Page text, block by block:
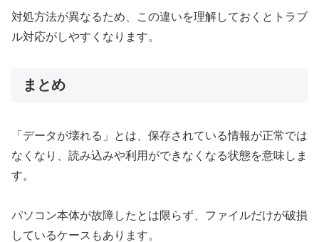
対処方法が異なるため、この違いを理解しておくとトラブ
ル対応がしやすくなります。
まとめ
「データが壊れる」とは、保存されている情報が正常では
なくなり、読み込みや利用ができなくなる状態を意味しま
す。
パソコン本体が故障したとは限らず、ファイルだけが破損
しているケースもあります。